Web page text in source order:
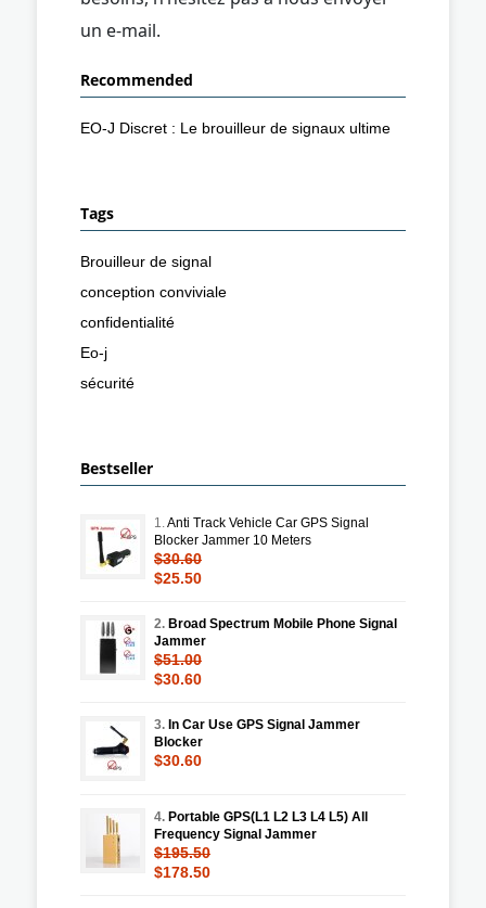
un e-mail.
Recommended
EO-J Discret : Le brouilleur de signaux ultime
Tags
Brouilleur de signal
conception conviviale
confidentialité
Eo-j
sécurité
Bestseller
1.Anti Track Vehicle Car GPS Signal
Blocker Jammer 10 Meters
$30.60
$25.50
2. Broad Spectrum Mobile Phone Signal
Jammer
$51.00
$30.60
3. In Car Use GPS Signal Jammer
Blocker
$30.60
4. Portable GPS(L1 L2 L3 L4 L5) All
Frequency Signal Jammer
$195.50
$178.50